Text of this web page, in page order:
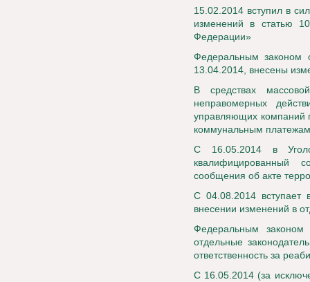
15.02.2014 вступил в
изменений в статью
Федерации»
Федеральным
13.04.2014, внесены
В средствах
неправомерных
управляющих компаний
коммунальным платежам
С 16.05.2014 в
квалифицированный
сообщения об акте
С 04.08.2014
внесении изменений в
Федеральным
отдельные
ответственность за
С 16.05.2014 (за